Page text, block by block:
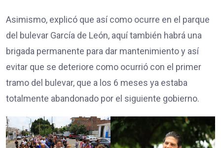
Asimismo, explicó que así como ocurre en el parque
del bulevar García de León, aquí también habrá una
brigada permanente para dar mantenimiento y así
evitar que se deteriore como ocurrió con el primer
tramo del bulevar, que a los 6 meses ya estaba
totalmente abandonado por el siguiente gobierno.